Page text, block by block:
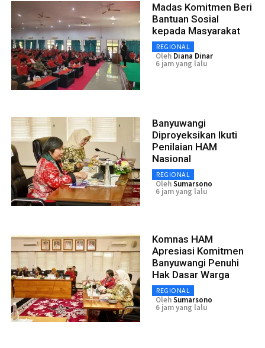
Madas Komitmen Beri
Bantuan Sosial
kepada Masyarakat
REGIONAL
Oleh Diana Dinar
6 jam yang lalu
Banyuwangi
Diproyeksikan Ikuti
Penilaian HAM
Nasional
REGIONAL
OlehSumarsono
6 jam yang lalu
Komnas HAM
Apresiasi Komitmen
Banyuwangi Penuhi
Hak Dasar Warga
REGIONAL
OlehSumarsono
6 jam yang lalu